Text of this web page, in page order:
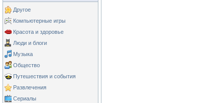
Другое
Компьютерные игры
Красота и здоровье
Люди и блоги
Музыка
Общество
Путешествия и события
Развлечения
Сериалы